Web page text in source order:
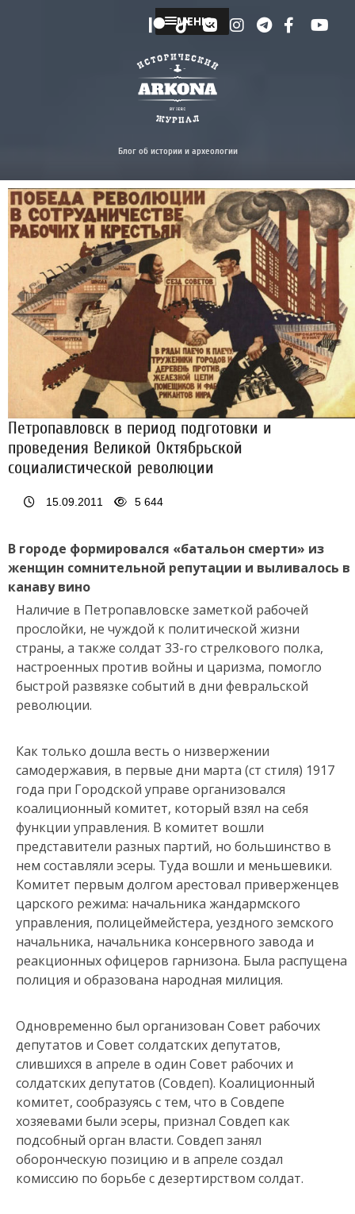
МЕНЮ
Блог об истории и археологии
Петропавловск в период подготовки и
проведения Великой Октябрьской
социалистической революции
15.09.2011 5 644
В городе формировался «батальон смерти» из
женщин сомни­тельной репутации и выливалось в
канаву вино
Наличие в Петропавловске заметкой рабочей
прослойки, не чуждой к политической жизни
страны, а также солдат 33-го стрелкового полка,
настроенных против войны и царизма, помогло
быстрой развязке событий в дни февральской
революции.
Как только дошла весть о низвержении
самодержавия, в первые дни марта (ст стиля) 1917
года при Городской управе организовался
коалиционный комитет, который взял на себя
функции управления. В комитет вошли
представители разных партий, но большинство в
нем составляли эсеры. Туда вошли и меньшевики.
Комитет первым долгом арестовал приверженцев
царского режима: начальника жандармского
управления, полицеймейстера, уездного земского
начальника, начальника консервного завода и
реакционных офицеров гарнизона. Была распущена
полиция и образована народная милиция.
Одновременно был организован Совет рабочих
депутатов и Совет солдатских депутатов,
слившихся в апреле в один Совет рабочих и
солдатских депутатов (Совдеп). Коалиционный
комитет, сообразуясь с тем, что в Совдепе
хозяевами были эсеры, признал Совдеп как
подсобный орган власти. Совдеп занял
оборонческую позицию и в апреле создал
комиссию по борьбе с дезертирством солдат.